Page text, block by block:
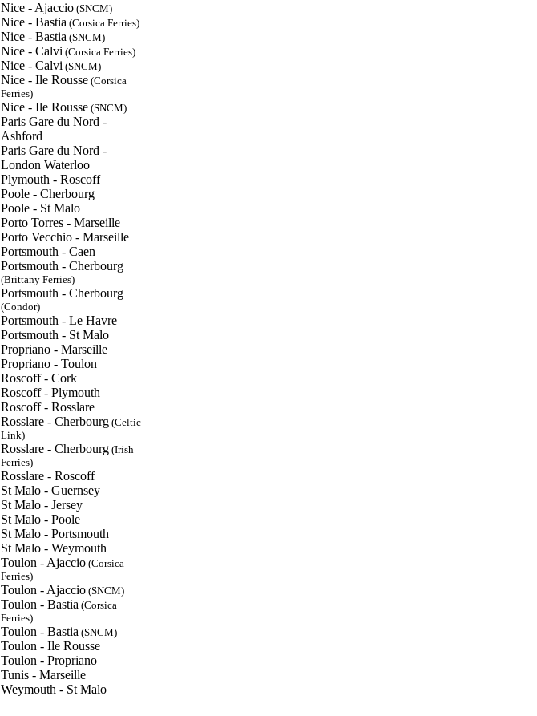
Nice - Ajaccio (SNCM)
Nice - Bastia (Corsica Ferries)
Nice - Bastia (SNCM)
Nice - Calvi (Corsica Ferries)
Nice - Calvi (SNCM)
Nice - Ile Rousse (Corsica
Ferries)
Nice - Ile Rousse (SNCM)
Paris Gare du Nord -
Ashford
Paris Gare du Nord -
London Waterloo
Plymouth - Roscoff
Poole - Cherbourg
Poole - St Malo
Porto Torres - Marseille
Porto Vecchio - Marseille
Portsmouth - Caen
Portsmouth - Cherbourg
(Brittany Ferries)
Portsmouth - Cherbourg
(Condor)
Portsmouth - Le Havre
Portsmouth - St Malo
Propriano - Marseille
Propriano - Toulon
Roscoff - Cork
Roscoff - Plymouth
Roscoff - Rosslare
Rosslare - Cherbourg (Celtic
Link)
Rosslare - Cherbourg (Irish
Ferries)
Rosslare - Roscoff
St Malo - Guernsey
St Malo - Jersey
St Malo - Poole
St Malo - Portsmouth
St Malo - Weymouth
Toulon - Ajaccio (Corsica
Ferries)
Toulon - Ajaccio (SNCM)
Toulon - Bastia (Corsica
Ferries)
Toulon - Bastia (SNCM)
Toulon - Ile Rousse
Toulon - Propriano
Tunis - Marseille
Weymouth - St Malo